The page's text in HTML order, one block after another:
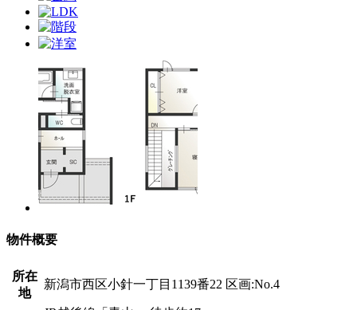
物件概要
所在
地
新潟市西区小針一丁目1139番22 区画:No.4